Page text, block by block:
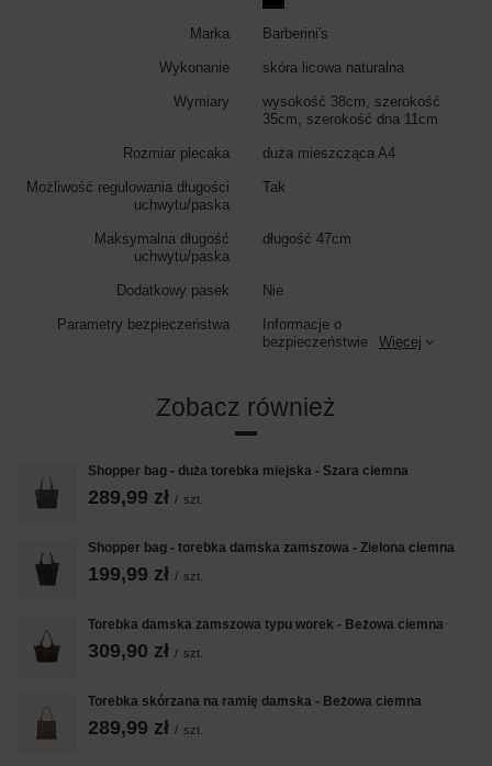
Marka Barberini's
Wykonanie skóra licowa naturalna
Wymiary
wysokość 38cm, szerokość
35cm, szerokość dna 11cm
Rozmiar plecaka duża mieszcząca A4
Możliwość regulowania długości
uchwytu/paska
Tak
Maksymalna długość
uchwytu/paska
długość 47cm
Dodatkowy pasek Nie
Parametry bezpieczeństwa
Informacje o
bezpieczeństwie
Więcej
Zobacz również
Shopper bag - duża torebka miejska - Szara ciemna
289,99 zł / szt.
Shopper bag - torebka damska zamszowa - Zielona ciemna
199,99 zł / szt.
Torebka damska zamszowa typu worek - Beżowa ciemna
309,90 zł / szt.
Torebka skórzana na ramię damska - Beżowa ciemna
289,99 zł / szt.